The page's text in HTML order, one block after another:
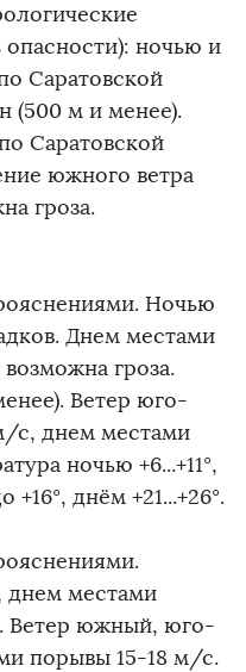
ночью и
Саратовской
(500 м и менее).
Саратовской
южного ветра
гроза.
Ночью
Днем местами
гроза.
Ветер юго-
с, днем местами
ночью +6...+11°,
днём +21...+26°.
днем местами
Ветер южный, юго-
порывы 15-18 м/с.